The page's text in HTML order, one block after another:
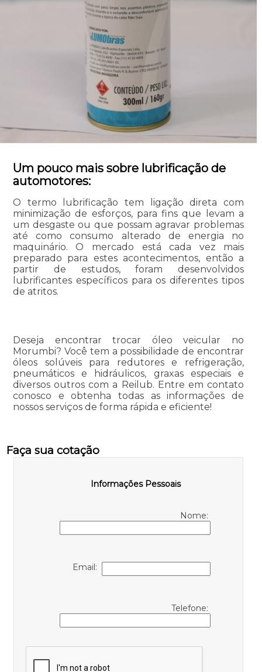
Um pouco mais sobre lubrificação de
automotores:
O termo lubrificação tem ligação direta com
minimização de esforços, para fins que levam a
um desgaste ou que possam agravar problemas
até como consumo alterado de energia no
maquinário. O mercado está cada vez mais
preparado para estes acontecimentos, então a
partir de estudos, foram desenvolvidos
lubrificantes específicos para os diferentes tipos
de atritos.
Deseja encontrar trocar óleo veicular no
Morumbi? Você tem a possibilidade de encontrar
óleos solúveis para redutores e refrigeração,
pneumáticos e hidráulicos, graxas especiais e
diversos outros com a Reilub. Entre em contato
conosco e obtenha todas as informações de
nossos serviços de forma rápida e eficiente!
Faça sua cotação
Informações Pessoais
Nome:
Email:
Telefone: